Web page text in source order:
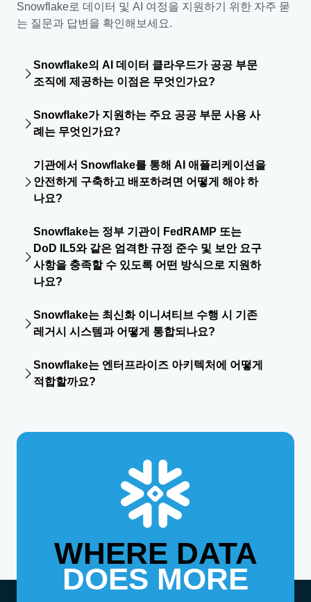
Snowflake로 데이터 및 AI 여정을 지원하기 위한 자주 묻
는 질문과 답변을 확인해보세요.
Snowflake의 AI 데이터 클라우드가 공공 부문
조직에 제공하는 이점은 무엇인가요?
데이터를 복사하거나 이동하지 않아도 안전하게 실시간으
로 공유할 수 있으며 데이터와 AI 워크로드를 거버넌스 기
스템을 현대화하여 비용을 절감하고 효율성을 높일 수 있
으며 정부 전용 클라우드 리전에서의 배포를 통해 데이터
주권을 보장하도록 지원합니다.
Snowflake가 지원하는 주요 공공 부문 사용 사
례는 무엇인가요?
수 있습니다. 대표적인 사용 사례는 다음과 같습니다.
사기, 남용 및 부정 사용 방지
재무 관리:재무 데이터를 통합하여 지출을 최적화하
고 재정 책임성을 보장합니다.
물류 및 공급망 관리:자산에 대한 준실시간 뷰로 운영
을 최적화합니다.
안전한 데이터 협업:
니다.
데이터 인프라 현대화:비용이 많이 드는 레거시 시스
션합니다.
Citizen 360:
를 생성하여 서비스를 개선합니다.
기관에서 Snowflake를 통해 AI 애플리케이션을
안전하게 구축하고 배포하려면 어떻게 해야 하
나요?
델과 애플리케이션을 적용할 수 있도록 간편한 환경을 제
공합니다. 서버리스 기반으로 즉시 활용 가능한 AI 기능인
Snowflake Cortex AI 를 사용하거나,Snowpark Container
Services
한 데이터를 처리하기 위해 플랫폼 밖으로 이동할 필요가
없으므로 보안과 거버넌스를 유지할 수 있습니다.
Snowflake는 정부 기관이 FedRAMP 또는
DoD IL5와 같은 엄격한 규정 준수 및 보안 요구
사항을 충족할 수 있도록 어떤 방식으로 지원하
나요?
Government와 같은 정부 전용 클라우드 리전에서 운영되
는 배포 환경을 제공합니다. 아울러, 특정 배포 환경에서
하여 유지하고 있습니다. 또한 엔드투엔드 암호화와 세분
화된 액세스 제어와 같은 엔터프라이즈급 내장형 보안 기
Snowflake는 최신화 이니셔티브 수행 시 기존
레거시 시스템과 어떻게 통합되나요?
용하여 레거시 시스템에서 신속하게 마이그레이션할 수 있
습니다. 또한, 공공 부문에 대한 전문 지식이 풍부한 기술
라인을 단순화할 수 있습니다.
Snowflake는 엔터프라이즈 아키텍처에 어떻게
적합할까요?
Snowflake AI 데이터 클라우드는 분산된 모든 데이터를 통
위한 데이터 파운데이션을 구축하도록 설계된 단일 통합
Snowflake의 고유한 아키텍처가 엔터프라이즈 데이터 스
택에 적합한 이유와 이를 개선하는 방법은 다음과 같습니
데이터를 위한 단일 환경:복잡한 통합이나 데이터 중
복 없이 모든 데이터를 통합 뷰 차원에서 확인할 수 있
WHERE DATA
DOES MORE